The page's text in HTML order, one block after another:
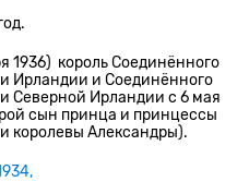
1936) король Соединённого
Ирландии и Соединённого
Северной Ирландии с 6 мая
сын принца и принцессы
королевы Александры).